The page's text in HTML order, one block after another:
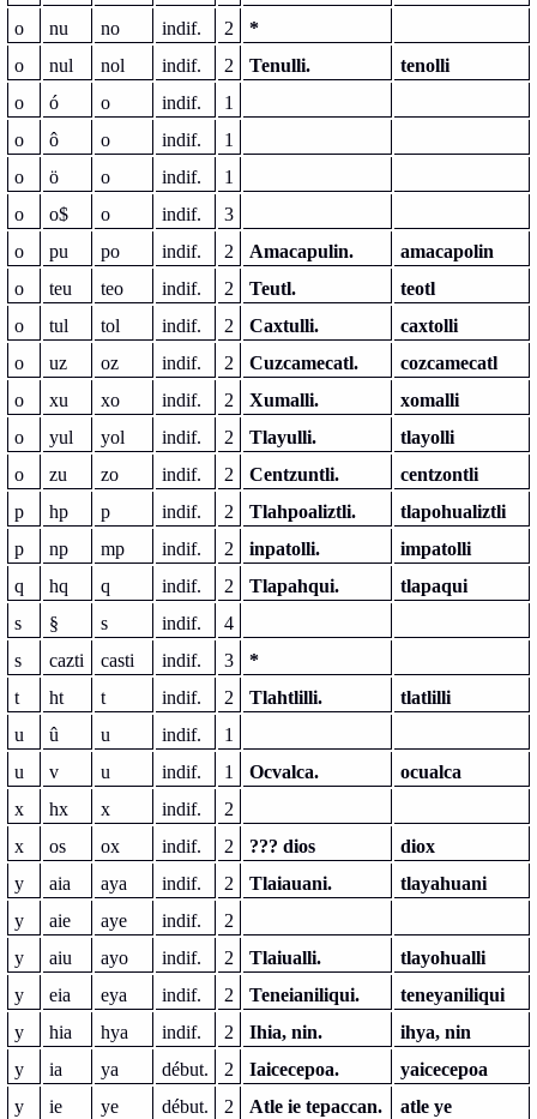
o
nu no indif. 2
*
o
nul nol indif. 2 Tenulli.
tenolli
o
ó o indif.
1
o
ô o indif.
1
o
ö o indif.
1
o
o$ o indif.
3
o
pu po indif. 2 Amacapulin.
amacapolin
o
teu teo indif. 2 Teutl.
teotl
o
tul tol indif. 2 Caxtulli.
caxtolli
o
uz oz indif. 2 Cuzcamecatl.
cozcamecatl
o
xu xo indif. 2 Xumalli.
xomalli
o
yul yol indif. 2 Tlayulli.
tlayolli
o
zu zo indif. 2 Centzuntli.
centzontli
p
hp p indif. 2 Tlahpoaliztli.
tlapohualiztli
p
np mp indif. 2 inpatolli.
impatolli
q
hq q indif. 2 Tlapahqui.
tlapaqui
s
§ s indif.
4
s
cazti casti indif. 3
*
t
ht t indif. 2 Tlahtlilli.
tlatlilli
u
û u indif.
1
u
v u indif. 1 Ocvalca.
ocualca
x
hx x indif.
2
x
os ox indif. 2 ??? dios
diox
y
aia aya indif. 2 Tlaiauani.
tlayahuani
y
aie aye indif.
2
y
aiu ayo indif. 2 Tlaiualli.
tlayohualli
y
eia eya indif. 2 Teneianiliqui.
teneyaniliqui
y
hia hya indif. 2 Ihia, nin.
ihya, nin
y
ia ya début. 2 Iaicecepoa.
yaicecepoa
y
ie ye début. 2 Atle ie tepaccan.
atle ye